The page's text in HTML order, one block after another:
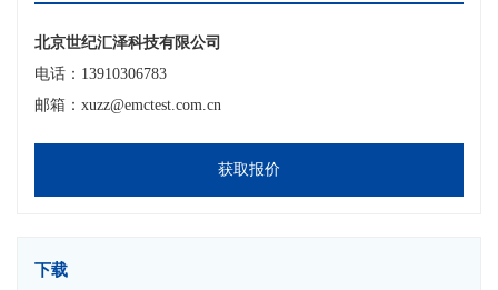
北京世纪汇泽科技有限公司
电话：13910306783
邮箱：xuzz@emctest.com.cn
获取报价
下载